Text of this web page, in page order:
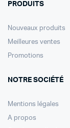
PRODUITS
Nouveaux produits
Meilleures ventes
Promotions
NOTRE SOCIÉTÉ
Mentions légales
A propos